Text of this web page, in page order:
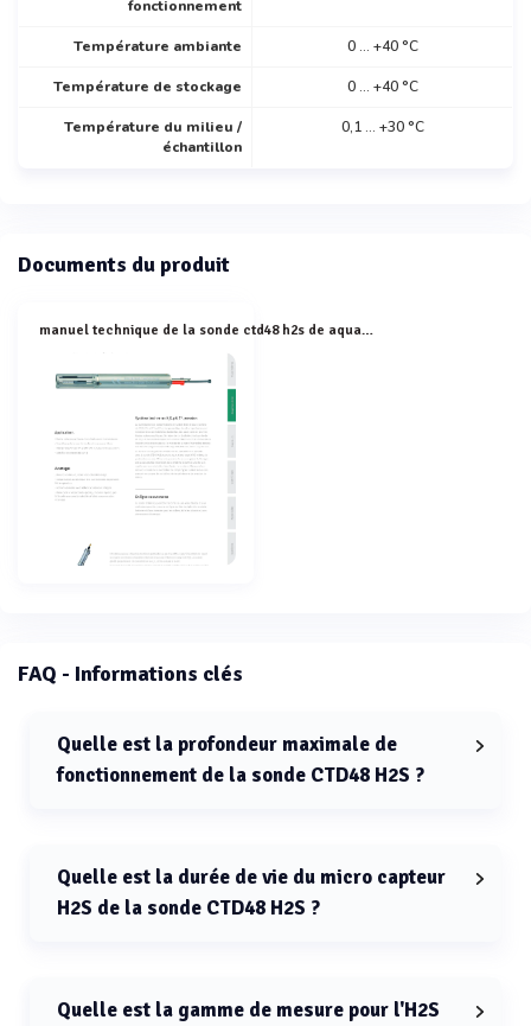
fonctionnement
Température ambiante 0 ... +40 °C
Température de stockage 0 ... +40 °C
Température du milieu /
échantillon
0,1 ... +30 °C
Documents du produit
manuel technique de la sonde ctd48 h2s de aquams
FAQ - Informations clés
Quelle est la profondeur maximale de
fonctionnement de la sonde CTD48 H2S ?
Quelle est la durée de vie du micro capteur
H2S de la sonde CTD48 H2S ?
mois en continu.
Quelle est la gamme de mesure pour l'H2S